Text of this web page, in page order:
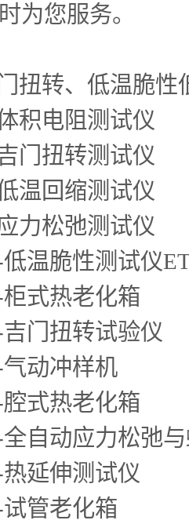
为您服务。
扭转、低温脆性
积电阻测试仪
门扭转测试仪
温回缩测试仪
力松弛测试仪
温脆性测试仪
式热老化箱
门扭转试验仪
动冲样机
式热老化箱
自动应力松弛
延伸测试仪
管老化箱